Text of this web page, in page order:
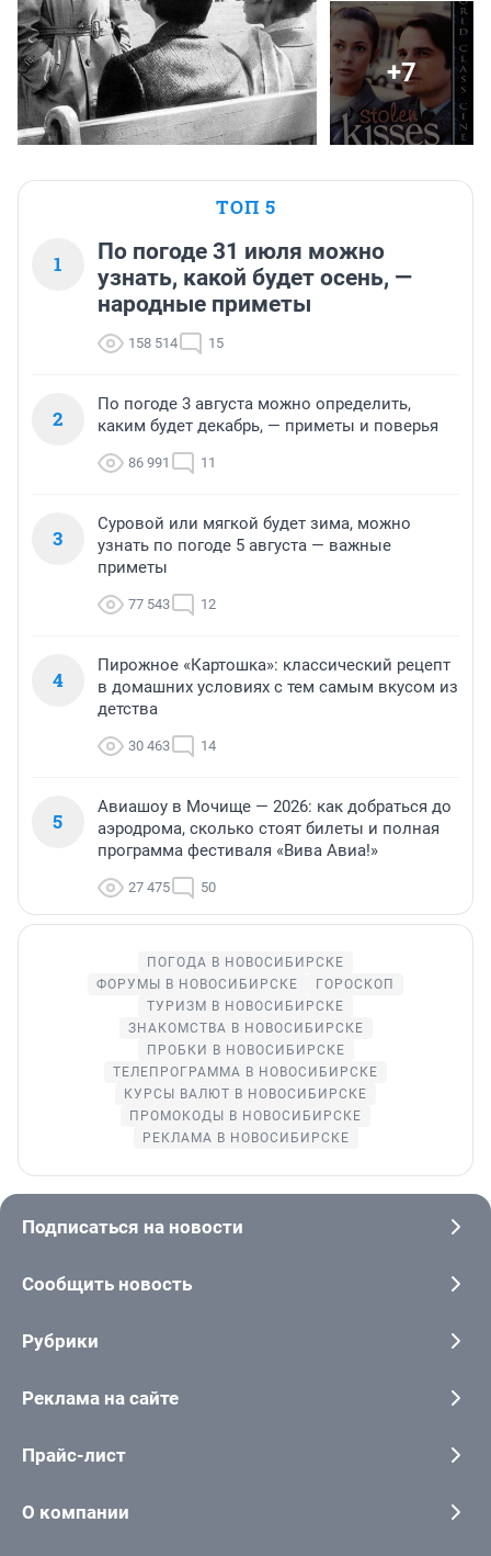
+7
ТОП 5
1
По погоде 31 июля можно
узнать, какой будет осень, —
народные приметы
158 514 15
2
По погоде 3 августа можно определить,
каким будет декабрь, — приметы и поверья
86 991 11
3
Суровой или мягкой будет зима, можно
узнать по погоде 5 августа — важные
приметы
77 543 12
4
Пирожное «Картошка»: классический рецепт
в домашних условиях с тем самым вкусом из
детства
30 463 14
5
Авиашоу в Мочище — 2026: как добраться до
аэродрома, сколько стоят билеты и полная
программа фестиваля «Вива Авиа!»
27 475 50
ПОГОДА В НОВОСИБИРСКЕ
ФОРУМЫ В НОВОСИБИРСКЕ
ГОРОСКОП
ТУРИЗМ В НОВОСИБИРСКЕ
ЗНАКОМСТВА В НОВОСИБИРСКЕ
ПРОБКИ В НОВОСИБИРСКЕ
ТЕЛЕПРОГРАММА В НОВОСИБИРСКЕ
КУРСЫ ВАЛЮТ В НОВОСИБИРСКЕ
ПРОМОКОДЫ В НОВОСИБИРСКЕ
РЕКЛАМА В НОВОСИБИРСКЕ
Подписаться на новости
Сообщить новость
Рубрики
Реклама на сайте
Прайс-лист
О компании